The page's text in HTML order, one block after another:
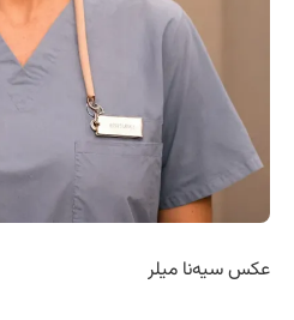
عکس سیه‌نا میلر